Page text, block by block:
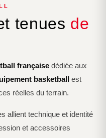
tenues de
française dédiée aux
basketball est
réelles du terrain.
allient technique et identité
et accessoires